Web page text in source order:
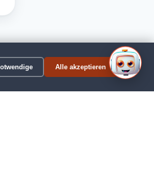
Alle akzeptieren
1